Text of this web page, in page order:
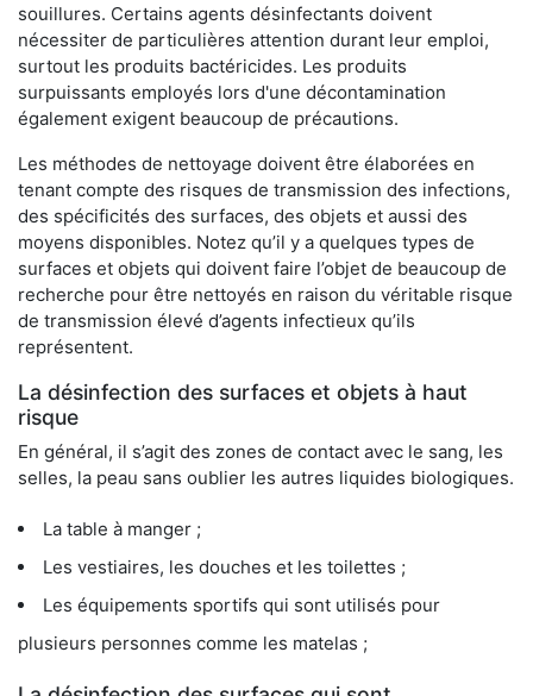
souillures. Certains agents désinfectants doivent
nécessiter de particulières attention durant leur emploi,
surtout les produits bactéricides. Les produits
surpuissants employés lors d'une décontamination
également exigent beaucoup de précautions.
Les méthodes de nettoyage doivent être élaborées en
tenant compte des risques de transmission des infections,
des spécificités des surfaces, des objets et aussi des
moyens disponibles. Notez qu’il y a quelques types de
surfaces et objets qui doivent faire l’objet de beaucoup de
recherche pour être nettoyés en raison du véritable risque
de transmission élevé d’agents infectieux qu’ils
représentent.
La désinfection des surfaces et objets à haut
risque
En général, il s’agit des zones de contact avec le sang, les
selles, la peau sans oublier les autres liquides biologiques.
La table à manger ;
Les vestiaires, les douches et les toilettes ;
Les équipements sportifs qui sont utilisés pour
plusieurs personnes comme les matelas ;